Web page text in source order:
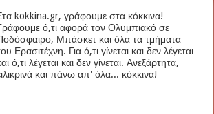
kokkina.gr, γράφουμε στα κόκκινα!
ό,τι αφορά τον Ολυμπιακό σε
Μπάσκετ και όλα τα τμήματα
Ερασιτέχνη. Για ό,τι γίνεται και δεν λέγεται
ό,τι λέγεται και δεν γίνεται. Ανεξάρτητα,
και πάνω απ' όλα... κόκκινα!